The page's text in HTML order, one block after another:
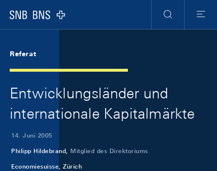
Logo
Suche
Menu
Referat
Entwicklungsländer und
internationale Kapitalmärkte
14. Juni 2005
Philipp Hildebrand, Mitglied des Direktoriums
Economiesuisse, Zürich